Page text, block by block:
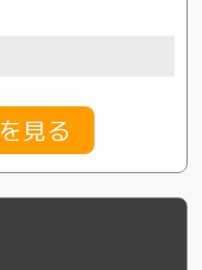
見る